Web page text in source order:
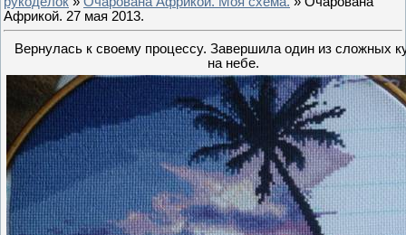
Африкой. 27 мая 2013.
Вернулась к своему процессу. Завершила один из сложных
на небе.